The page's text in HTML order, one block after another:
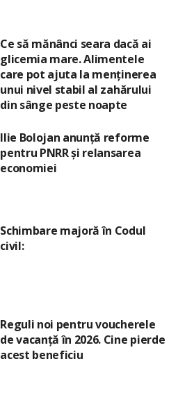
Ce să mănânci seara dacă ai
glicemia mare. Alimentele
care pot ajuta la menținerea
unui nivel stabil al zahărului
din sânge peste noapte
Ilie Bolojan anunță reforme
pentru PNRR și relansarea
economiei
Schimbare majoră în Codul
civil:
Reguli noi pentru voucherele
de vacanță în 2026. Cine pierde
acest beneficiu